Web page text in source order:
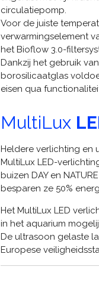
circulatiepomp.
Voor de juiste
verwarmingselement
het Bioflow 3.0-
Dankzij het gebruik
borosilicaatglas
eisen qua
MultiLux
Heldere verlichting en
MultiLux LED-
buizen DAY en
besparen ze 50%
Het MultiLux LED
in het aquarium
De ultrasoon gelaste
Europese